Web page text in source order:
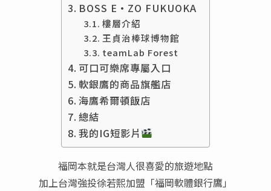
BOSS E·ZO FUKUOKA
樓層介紹
王貞治棒球博物館
teamLab Forest
可口可樂席專屬入口
軟銀鷹的商品旗艦店
海鷹希爾頓飯店
總結
我的IG短影片
福岡本就是台灣人很喜愛的旅遊地點
加上台灣強投徐若熙加盟「福岡軟體銀行鷹」